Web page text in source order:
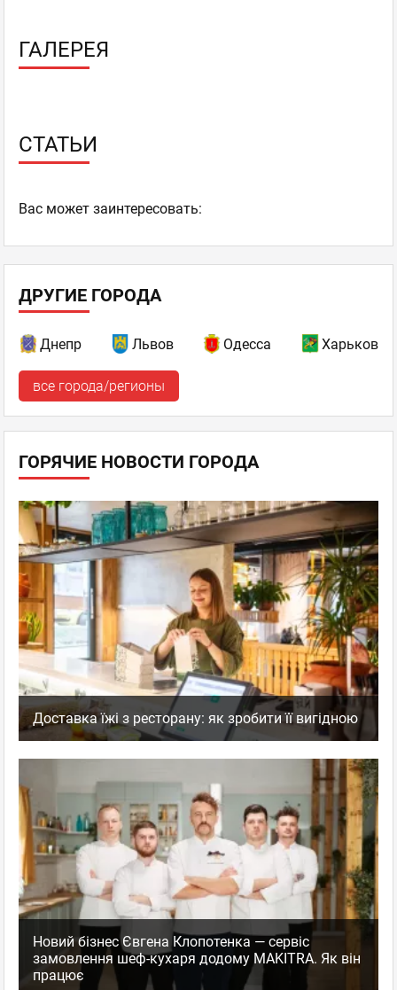
ГАЛЕРЕЯ
СТАТЬИ
Ваc может заинтересовать:
ДРУГИЕ ГОРОДА
Днепр Львов Одесса Харьков
все города/регионы
ГОРЯЧИЕ НОВОСТИ ГОРОДА
Доставка їжі з ресторану: як зробити її вигідною
Новий бізнес Євгена Клопотенка — сервіс
замовлення шеф-кухаря додому MAKITRA. Як він
працює